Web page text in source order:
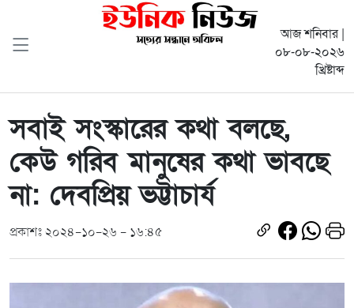
আজ শনিবার |
০৮-০৮-২০২৬
খ্রিষ্টাব্দ
সবাই সংস্কারের কথা বলছে,
কেউ গরিব মানুষের কথা ভাবছে
না: দেবপ্রিয় ভট্টাচার্য
প্রকাশঃ ২০২৪-১০-২৬ - ১৬:৪৫